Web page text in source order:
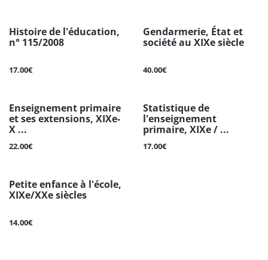
Histoire de l'éducation,
n° 115/2008
17.00€
Gendarmerie, État et
société au XIXe siècle
40.00€
Enseignement primaire
et ses extensions, XIXe-
X ...
22.00€
Statistique de
l'enseignement
primaire, XIXe / ...
17.00€
Petite enfance à l'école,
XIXe/XXe siècles
14.00€